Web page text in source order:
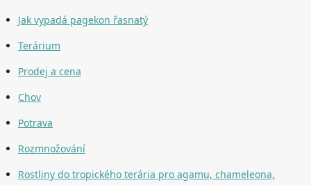
Jak vypadá pagekon řasnatý
Terárium
Prodej a cena
Chov
Potrava
Rozmnožování
Rostliny do tropického terária pro agamu, chameleona,